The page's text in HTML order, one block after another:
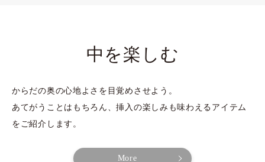
中を楽しむ
からだの奥の心地よさを目覚めさせよう。
あてがうことはもちろん、挿入の楽しみも味わえるアイテム
をご紹介します。
More